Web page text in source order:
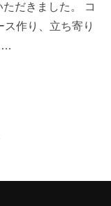
だきました。 コ
作り、立ち寄り
…
エス・エス株式会社様 第